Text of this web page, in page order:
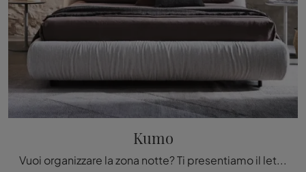
Kumo
Vuoi organizzare la zona notte? Ti presentiamo il letto in tessuto Kumo di Twils per spazi design.